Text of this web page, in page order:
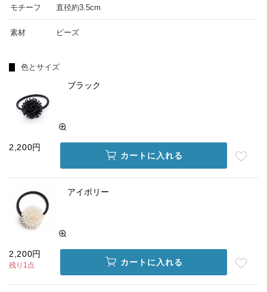
モチーフ 直径約3.5cm
素材 ビーズ
色とサイズ
ブラック
2,200円
カートに入れる
アイボリー
2,200円
残り1点 カートに入れる